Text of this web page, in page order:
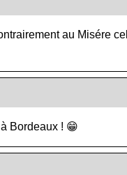
au Misére
Bordeaux ! 😁